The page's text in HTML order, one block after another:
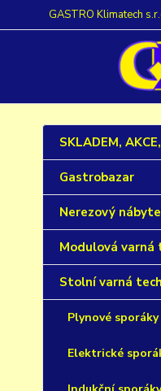
GASTRO Klimatech
SKLADEM,
Gastrobazar
Nerezový
Modulová varná
Stolní varná
Plynové sporáky
Elektrické